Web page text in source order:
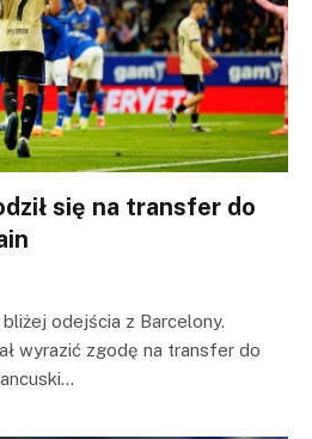
się na transfer do
odejścia z Barcelony.
wyrazić zgodę na transfer do